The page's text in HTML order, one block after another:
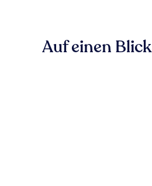
Auf einen Blick